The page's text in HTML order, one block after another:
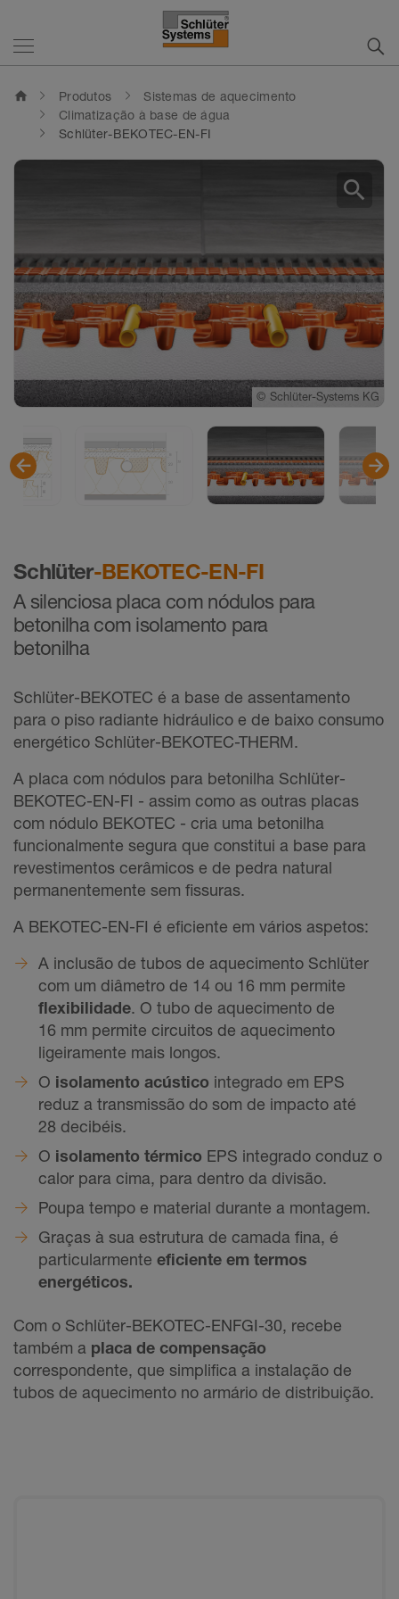
home Produtos
Sistemas de aquecimento
Climatização à base de água
Schlüter-BEKOTEC-EN-FI
Schlüter-BEKOTEC-EN-FI
A silenciosa placa com nódulos para
betonilha com isolamento para
betonilha
Schlüter-BEKOTEC é a base de assentamento
para o piso radiante hidráulico e de baixo consumo
energético Schlüter-BEKOTEC-THERM.
A placa com nódulos para betonilha Schlüter-
BEKOTEC-EN-FI - assim como as outras placas
com nódulo BEKOTEC - cria uma betonilha
funcionalmente segura que constitui a base para
revestimentos cerâmicos e de pedra natural
permanentemente sem fissuras.
A BEKOTEC-EN-FI é eficiente em vários aspetos:
A inclusão de tubos de aquecimento Schlüter
com um diâmetro de 14 ou 16 mm permite
flexibilidade. O tubo de aquecimento de
16 mm permite circuitos de aquecimento
ligeiramente mais longos.
O isolamento acústico integrado em EPS
reduz a transmissão do som de impacto até
28 decibéis.
O isolamento térmico EPS integrado conduz o
calor para cima, para dentro da divisão.
Poupa tempo e material durante a montagem.
Graças à sua estrutura de camada fina, é
particularmente eficiente em termos
energéticos.
Com o Schlüter-BEKOTEC-ENFGI-30, recebe
também a placa de compensação
correspondente, que simplifica a instalação de
tubos de aquecimento no armário de distribuição.
© Schlüter-Systems KG
© Schlüter-Systems KG
© Schlüter-Systems KG
© Schlüter-Systems KG
© Schlüter-Systems KG
© Schlüter-Systems KG
search